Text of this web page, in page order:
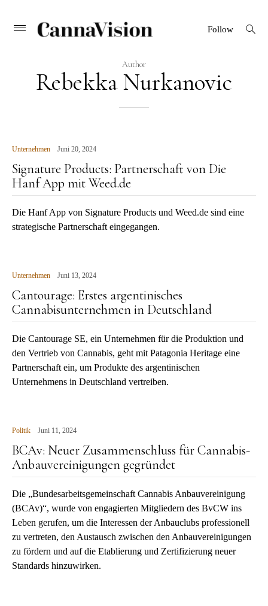
Skip Primary
Menu
CANNAVISION
Follow
open
search
Author
Rebekka Nurkanovic
Unternehmen Juni 20, 2024
Signature Products: Partnerschaft von Die
Hanf App mit Weed.de
Die Hanf App von Signature Products und Weed.de sind eine
strategische Partnerschaft eingegangen.
Unternehmen Juni 13, 2024
Cantourage: Erstes argentinisches
Cannabisunternehmen in Deutschland
Die Cantourage SE, ein Unternehmen für die Produktion und
den Vertrieb von Cannabis, geht mit Patagonia Heritage eine
Partnerschaft ein, um Produkte des argentinischen
Unternehmens in Deutschland vertreiben.
Politik Juni 11, 2024
BCAv: Neuer Zusammenschluss für Cannabis-
Anbauvereinigungen gegründet
Die „Bundesarbeitsgemeinschaft Cannabis Anbauvereinigung
(BCAv)“, wurde von engagierten Mitgliedern des BvCW ins
Leben gerufen, um die Interessen der Anbauclubs professionell
zu vertreten, den Austausch zwischen den Anbauvereinigungen
zu fördern und auf die Etablierung und Zertifizierung neuer
Standards hinzuwirken.